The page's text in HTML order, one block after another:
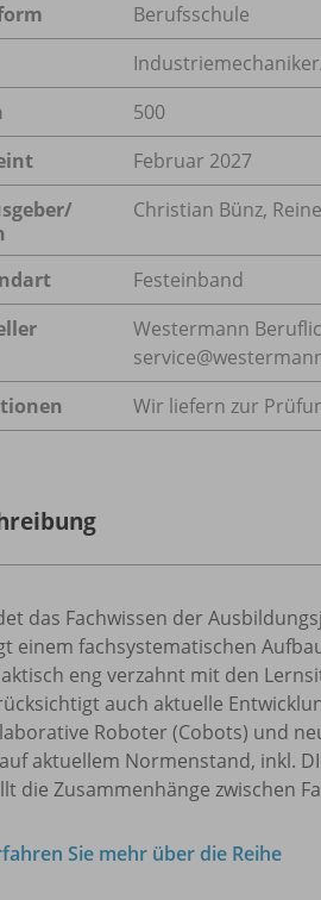
Berufsschule
500
Februar 2027
Christian Bünz,
Festeinband
Westermann
Wir liefern zur
das Fachwissen der
einem fachsystematischen
eng verzahnt mit den
auch aktuelle
Roboter (Cobots) und
aktuellem Normenstand, inkl.
die Zusammenhänge zwischen
Sie mehr über die Reihe